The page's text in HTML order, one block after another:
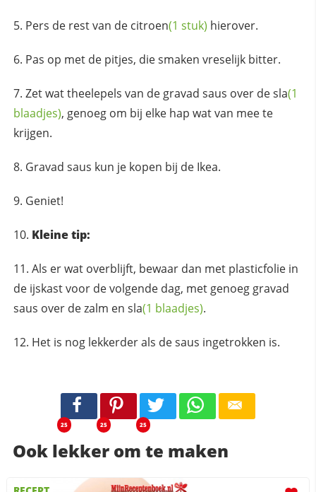
Pers de rest van de citroen(1 stuk) hierover.
Pas op met de pitjes, die smaken vreselijk bitter.
Zet wat theelepels van de gravad saus over desla(1
blaadjes), genoeg om bij elke hap wat van mee te
krijgen.
Gravad saus kun je kopen bij de Ikea.
Geniet!
Kleine tip:
Als er wat overblijft, bewaar dan met plasticfolie in
de ijskast voor de volgende dag, met genoeg gravad
saus over de zalm en sla(1 blaadjes).
Het is nog lekkerder als de saus ingetrokken is.
25 25 25
Ook lekker om te maken